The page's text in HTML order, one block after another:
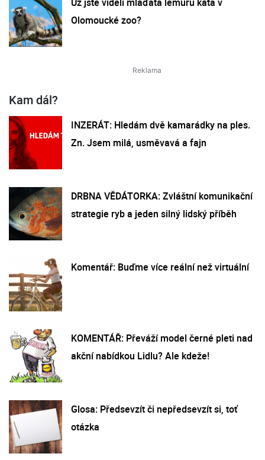
Olomoucké zoo?
Kam dál?
INZERÁT: Hledám dvě kamarádky na ples.
Zn. Jsem milá, usměvavá a fajn
DRBNA VĚDÁTORKA: Zvláštní komunikační
strategie ryb a jeden silný lidský příběh
Komentář: Buďme více reální než virtuální
KOMENTÁŘ: Převáží model černé pleti nad
akční nabídkou Lidlu? Ale kdeže!
Glosa: Předsevzít či nepředsevzít si, toť
otázka